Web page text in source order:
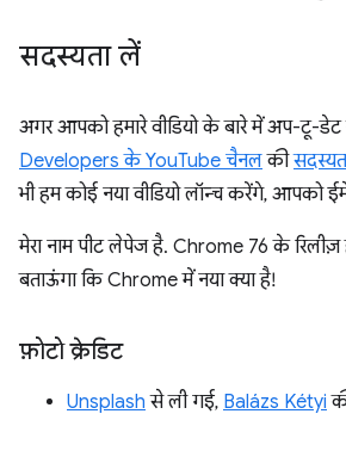
सदस्यता लें
अगर आपको हमारे वीडियो के बारे में अप-टू-डेट
Developers के YouTube चैनलकी
भी हम कोई नया वीडियो लॉन्च करेंगे, आपको
मेरा नाम पीट लेपेज है. Chrome 76 के
बताऊंगा कि Chrome में नया क्या है!
फ़ोटो क्रेडिट
Unsplash से ली गई, Balázs Kétyi